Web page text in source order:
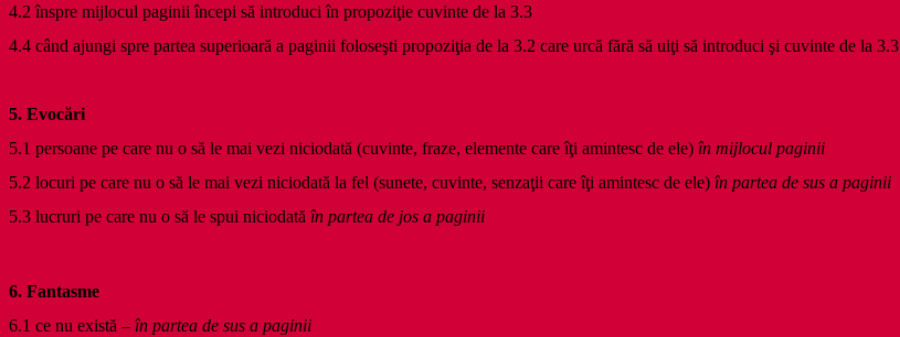
4.2 înspre mijlocul paginii începi să introduci în propoziţie cuvinte de la 3.3
4.4 când ajungi spre partea superioară a paginii foloseşti propoziţia de la 3.2 care urcă fără să uiţi să introduci şi cuvinte de la 3.3
5. Evocări
5.1 persoane pe care nu o să le mai vezi niciodată (cuvinte, fraze, elemente care îţi amintesc de ele) în mijlocul paginii
5.2 locuri pe care nu o să le mai vezi niciodată la fel (sunete, cuvinte, senzaţii care îţi amintesc de ele) în partea de sus a paginii
5.3 lucruri pe care nu o să le spui niciodată în partea de jos a paginii
6. Fantasme
6.1 ce nu există – în partea de sus a paginii